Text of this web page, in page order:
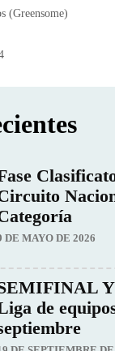
(Greensome)
DE MAYO DE 2026
de